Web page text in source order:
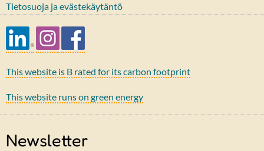
Tietosuoja ja evästekäytäntö
This website is B rated for its carbon footprint
This website runs on green energy
Newsletter